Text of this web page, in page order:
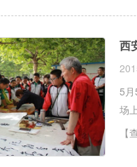
西
5月
场
【